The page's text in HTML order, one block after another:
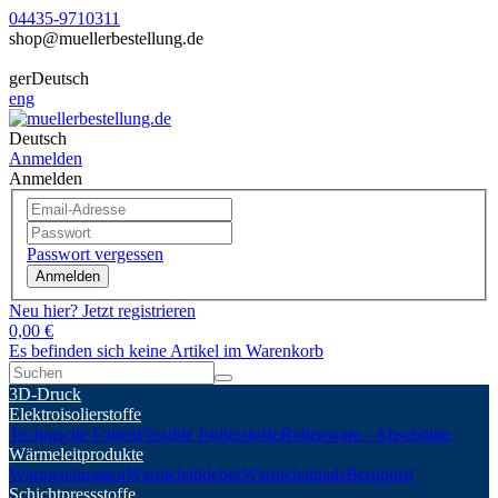
04435-9710311
shop@muellerbestellung.de
gerDeutsch
eng
Deutsch
Anmelden
Anmelden
Passwort vergessen
Anmelden
Neu hier? Jetzt registrieren
0,00 €
Es befinden sich keine Artikel im Warenkorb
3D-Druck
Elektroisolierstoffe
Technische FolienFlexible IsolierstoffeRollenware - Abschnitte
Wärmeleitprodukte
WärmeleitpastenWärmeleitkleberWärmeleitpadsBergquist
Schichtpressstoffe